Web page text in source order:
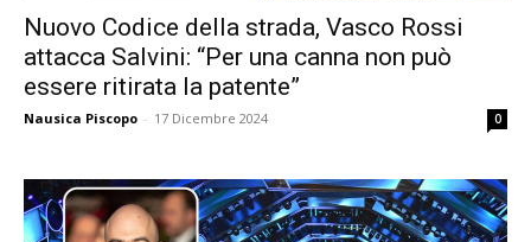
Nuovo Codice della strada, Vasco Rossi
attacca Salvini: “Per una canna non può
essere ritirata la patente”
Nausica Piscopo - 17 Dicembre 2024 0